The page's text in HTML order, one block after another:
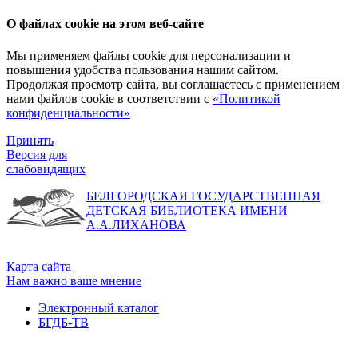
О файлах cookie на этом веб-сайте
Мы применяем файлы cookie для персонализации и
повышения удобства пользования нашим сайтом.
Продолжая просмотр сайта, вы соглашаетесь с применением
нами файлов cookie в соответствии с «Политикой
конфиденциальности»
Принять
Версия для
слабовидящих
БЕЛГОРОДСКАЯ ГОСУДАРСТВЕННАЯ
ДЕТСКАЯ БИБЛИОТЕКА ИМЕНИ
А.А.ЛИХАНОВА
Карта сайта
Нам важно ваше мнение
Электронный каталог
БГДБ-ТВ